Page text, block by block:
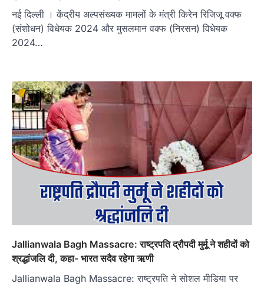
नई दिल्ली । केंद्रीय अल्पसंख्यक मामलों के मंत्री किरेन रिजिजू वक्फ
(संशोधन) विधेयक 2024 और मुसलमान वक्फ (निरसन) विधेयक
2024…
Jallianwala Bagh Massacre: राष्ट्रपति द्रौपदी मुर्मू ने शहीदों को
श्रद्धांजलि दी, कहा- भारत सदैव रहेगा ऋणी
Jallianwala Bagh Massacre: राष्ट्रपति ने सोशल मीडिया पर